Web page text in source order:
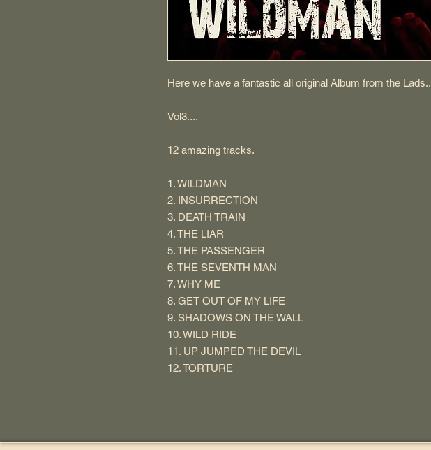
Here we have a fantastic all original Album from the Lads..
Vol3....
12 amazing tracks.
1. WILDMAN
2. INSURRECTION
3. DEATH TRAIN
4. THE LIAR
5. THE PASSENGER
6. THE SEVENTH MAN
7. WHY ME
8. GET OUT OF MY LIFE
9. SHADOWS ON THE WALL
10. WILD RIDE
11. UP JUMPED THE DEVIL
12. TORTURE